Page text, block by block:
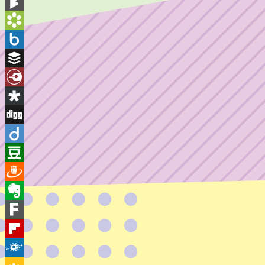
BlogMarks
Bookmarks.fr
Box.net
Buffer
Diary.Ru
Diaspora
Digg
Diigo
Douban
Draugiem
Evernote
Fark
Flipboard